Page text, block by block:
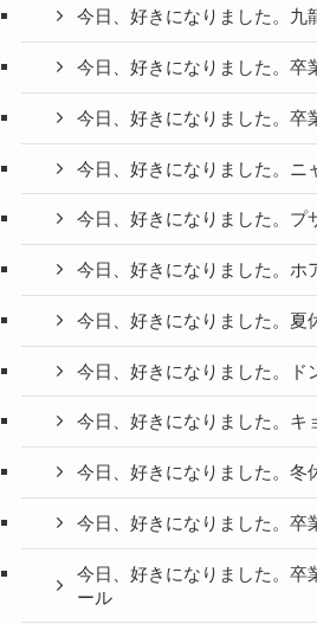
今日、好きになりました。九
今日、好きになりました。卒
今日、好きになりました。卒
今日、好きになりました。ニ
今日、好きになりました。プ
今日、好きになりました。ホ
今日、好きになりました。夏
今日、好きになりました。ド
今日、好きになりました。キ
今日、好きになりました。冬
今日、好きになりました。卒
今日、好きになりました。卒
ール